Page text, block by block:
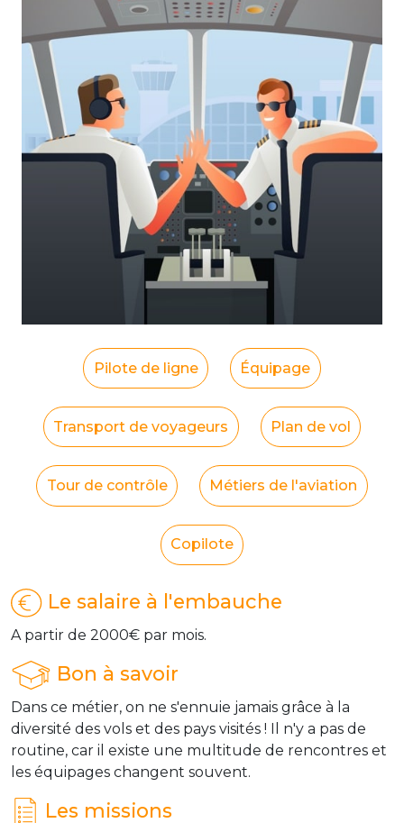
Pilote de ligne Équipage
Transport de voyageurs Plan de vol
Tour de contrôle Métiers de l'aviation
Copilote
Le salaire à l'embauche
A partir de 2000€ par mois.
Bon à savoir
Dans ce métier, on ne s'ennuie jamais grâce à la
diversité des vols et des pays visités ! Il n'y a pas de
routine, car il existe une multitude de rencontres et
les équipages changent souvent.
Les missions